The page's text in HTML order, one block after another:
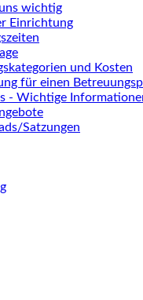
wichtig
Einrichtung
und Kosten
für einen
- Wichtige
Satzungen